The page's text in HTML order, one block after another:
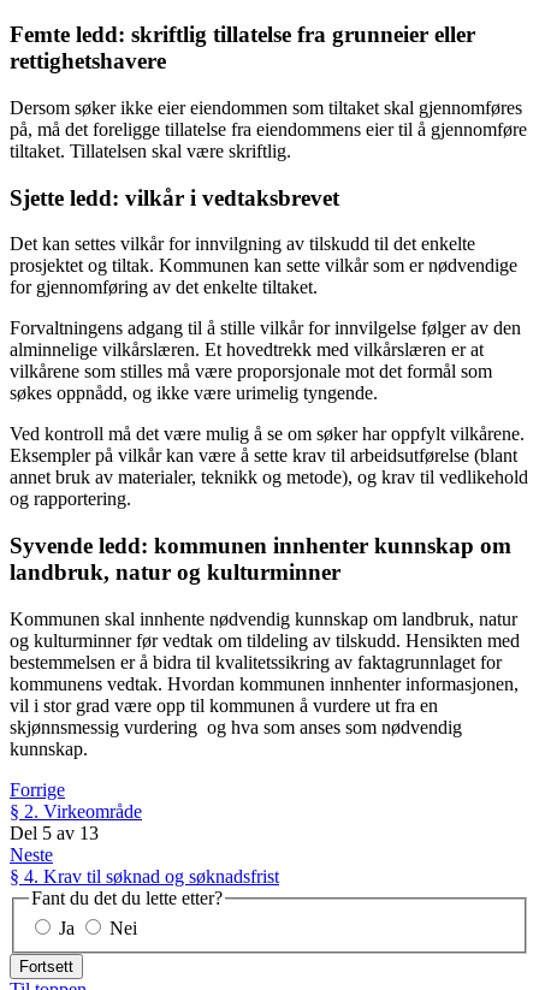
Femte ledd: skriftlig tillatelse fra grunneier eller
rettighetshavere
Dersom søker ikke eier eiendommen som tiltaket skal gjennomføres
på, må det foreligge tillatelse fra eiendommens eier til å gjennomføre
tiltaket. Tillatelsen skal være skriftlig.
Sjette ledd: vilkår i vedtaksbrevet
Det kan settes vilkår for innvilgning av tilskudd til det enkelte
prosjektet og tiltak. Kommunen kan sette vilkår som er nødvendige
for gjennomføring av det enkelte tiltaket.
Forvaltningens adgang til å stille vilkår for innvilgelse følger av den
alminnelige vilkårslæren. Et hovedtrekk med vilkårslæren er at
vilkårene som stilles må være proporsjonale mot det formål som
søkes oppnådd, og ikke være urimelig tyngende.
Ved kontroll må det være mulig å se om søker har oppfylt vilkårene.
Eksempler på vilkår kan være å sette krav til arbeidsutførelse (blant
annet bruk av materialer, teknikk og metode), og krav til vedlikehold
og rapportering.
Syvende ledd: kommunen innhenter kunnskap om
landbruk, natur og kulturminner
Kommunen skal innhente nødvendig kunnskap om landbruk, natur
og kulturminner før vedtak om tildeling av tilskudd. Hensikten med
bestemmelsen er å bidra til kvalitetssikring av faktagrunnlaget for
kommunens vedtak. Hvordan kommunen innhenter informasjonen,
vil i stor grad være opp til kommunen å vurdere ut fra en
skjønnsmessig vurdering og hva som anses som nødvendig
kunnskap.
Forrige
§ 2. Virkeområde
Del 5 av 13
Neste
§ 4. Krav til søknad og søknadsfrist
Fant du det du lette etter?
Ja
Nei
Fortsett